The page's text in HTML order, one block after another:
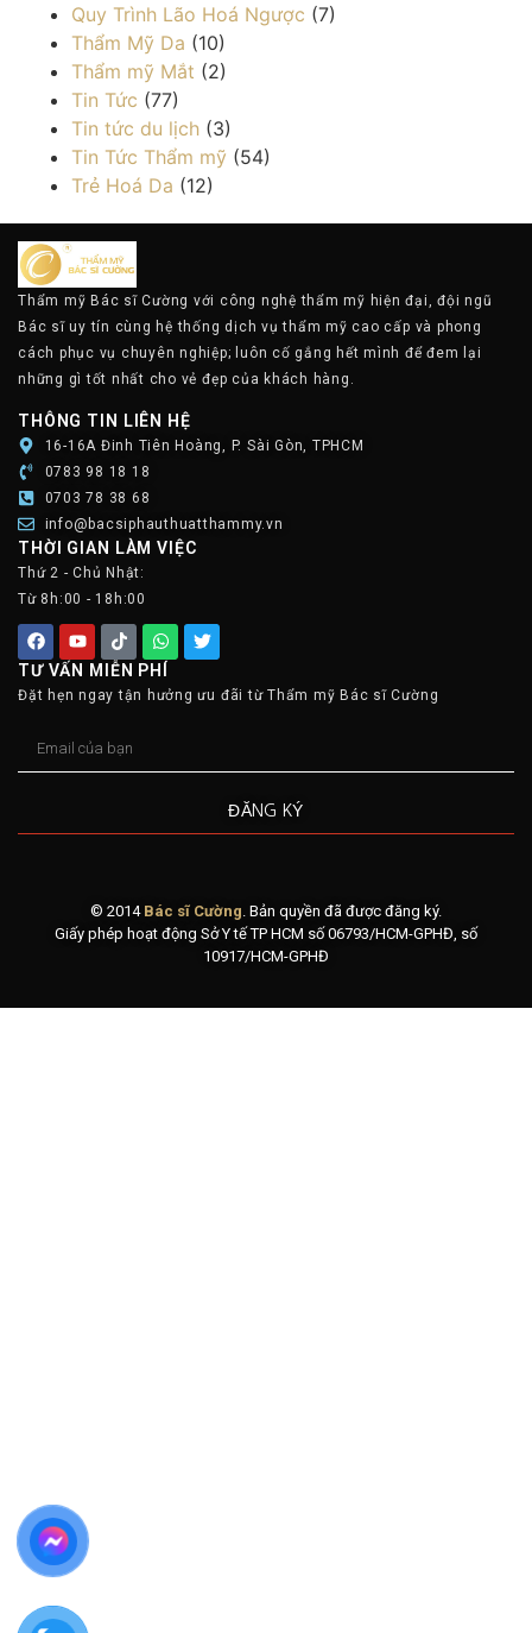
Quy Trình Lão Hoá Ngược (7)
Thẩm Mỹ Da (10)
Thẩm mỹ Mắt (2)
Tin Tức (77)
Tin tức du lịch (3)
Tin Tức Thẩm mỹ (54)
Trẻ Hoá Da (12)
Thẩm mỹ Bác sĩ Cường với công nghệ thẩm mỹ hiện đại, đội ngũ
Bác sĩ uy tín cùng hệ thống dịch vụ thẩm mỹ cao cấp và phong
cách phục vụ chuyên nghiệp; luôn cố gắng hết mình để đem lại
những gì tốt nhất cho vẻ đẹp của khách hàng.
THÔNG TIN LIÊN HỆ
16-16A Đinh Tiên Hoàng, P. Sài Gòn, TPHCM
0783 98 18 18
0703 78 38 68
info@bacsiphauthuatthammy.vn
THỜI GIAN LÀM VIỆC
Thứ 2 - Chủ Nhật:
Từ 8h:00 - 18h:00
TƯ VẤN MIỄN PHÍ
Đặt hẹn ngay tận hưởng ưu đãi từ Thẩm mỹ Bác sĩ Cường
ĐĂNG KÝ
© 2014 Bác sĩ Cường. Bản quyền đã được đăng ký.
Giấy phép hoạt động Sở Y tế TP HCM số 06793/HCM-GPHĐ, số
10917/HCM-GPHĐ